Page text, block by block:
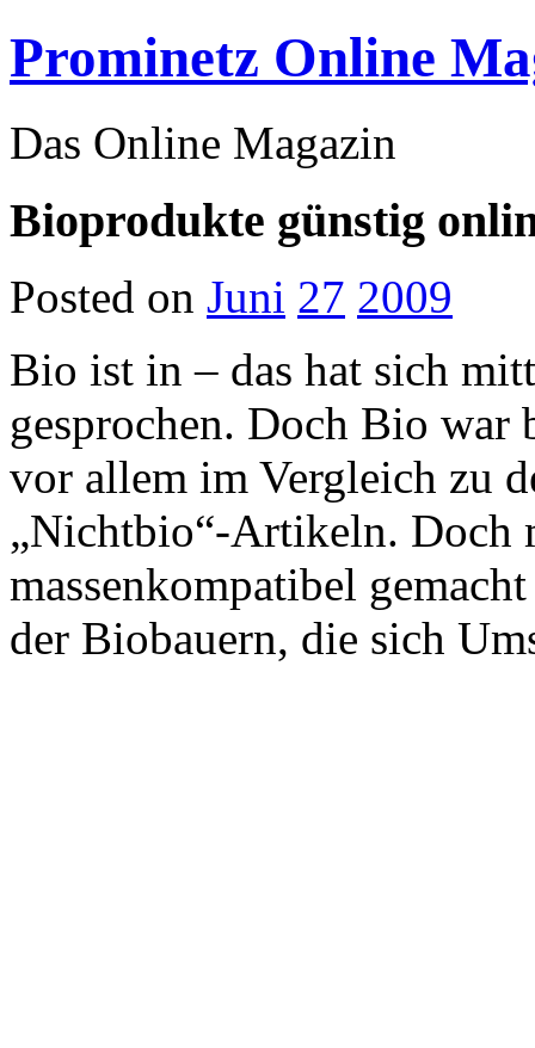
Prominetz Online
Das Online Magazin
Bioprodukte günstig
Posted on Juni 27 2009
Bio ist in – das hat sich
gesprochen. Doch Bio war
vor allem im Vergleich zu
„Nichtbio“-Artikeln. Doch
massenkompatibel
der Biobauern, die sich